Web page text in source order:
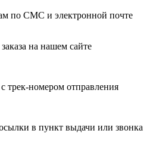
по СМС и электронной почте
на нашем сайте
трек-номером отправления
в пункт выдачи или звонка